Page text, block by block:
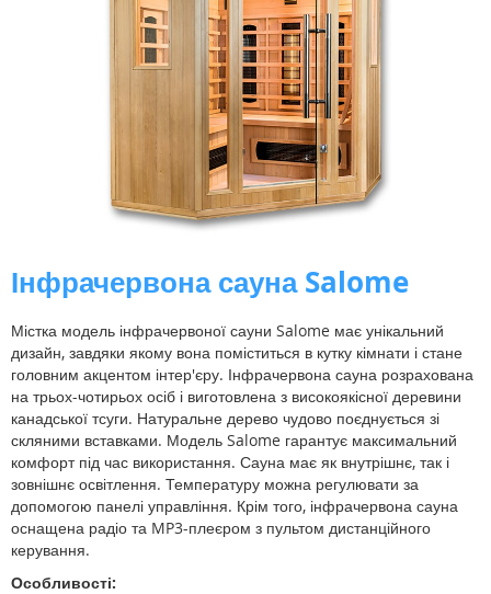
Інфрачервона сауна Salome
Містка модель інфрачервоної сауни Salome має унікальний
дизайн, завдяки якому вона поміститься в кутку кімнати і стане
головним акцентом інтер'єру. Інфрачервона сауна розрахована
на трьох-чотирьох осіб і виготовлена ​​з високоякісної деревини
канадської тсуги. Натуральне дерево чудово поєднується зі
скляними вставками. Модель Salome гарантує максимальний
комфорт під час використання. Сауна має як внутрішнє, так і
зовнішнє освітлення. Температуру можна регулювати за
допомогою панелі управління. Крім того, інфрачервона сауна
оснащена радіо та MP3-плеєром з пультом дистанційного
керування.
Особливості: